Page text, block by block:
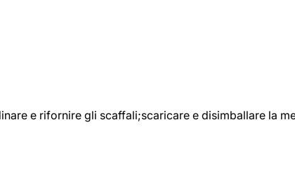
e rifornire gli scaffali;scaricare e disimballare la